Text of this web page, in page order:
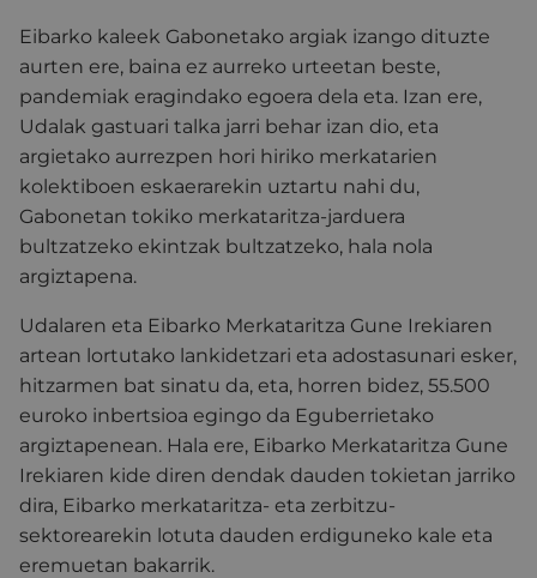
Eibarko kaleek Gabonetako argiak izango dituzte
aurten ere, baina ez aurreko urteetan beste,
pandemiak eragindako egoera dela eta. Izan ere,
Udalak gastuari talka jarri behar izan dio, eta
argietako aurrezpen hori hiriko merkatarien
kolektiboen eskaerarekin uztartu nahi du,
Gabonetan tokiko merkataritza-jarduera
bultzatzeko ekintzak bultzatzeko, hala nola
argiztapena.
Udalaren eta Eibarko Merkataritza Gune Irekiaren
artean lortutako lankidetzari eta adostasunari esker,
hitzarmen bat sinatu da, eta, horren bidez, 55.500
euroko inbertsioa egingo da Eguberrietako
argiztapenean. Hala ere, Eibarko Merkataritza Gune
Irekiaren kide diren dendak dauden tokietan jarriko
dira, Eibarko merkataritza- eta zerbitzu-
sektorearekin lotuta dauden erdiguneko kale eta
eremuetan bakarrik.